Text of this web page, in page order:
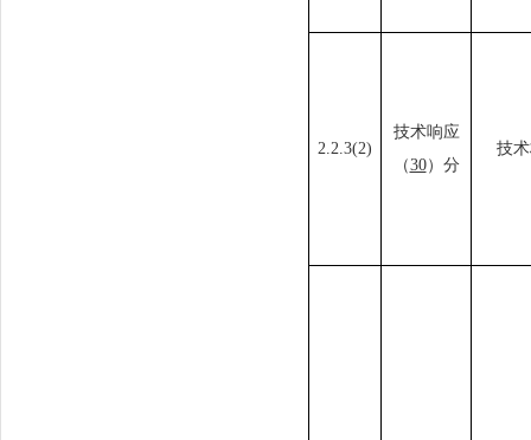
2.2.3(2)
技术响应
（30）分
技术